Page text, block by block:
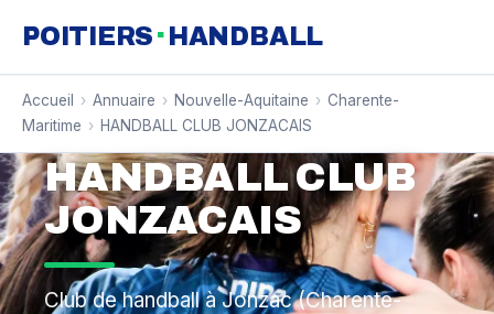
POITIERS · HANDBALL
Accueil › Annuaire › Nouvelle-Aquitaine › Charente-
Maritime › HANDBALL CLUB JONZACAIS
HANDBALL CLUB
JONZACAIS
Club de handball à Jonzac (Charente-